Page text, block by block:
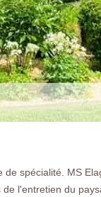
spécialité. MS
l'entretien du